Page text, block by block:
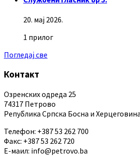
20. мај 2026.
1 прилог
Погледај све
Контакт
Озренских одреда 25
74317 Петрово
Република Српска Босна и Херцеговина
Телефон: +387 53 262 700
Факс: +387 53 262 720
Е-маил: info@petrovo.ba